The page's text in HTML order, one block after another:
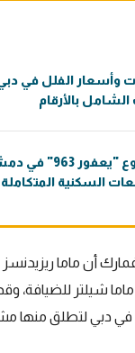
الشامل بالأرقام
مشروع "يعفور
السكنية
أن ماما
شيلتر للضيافة،
في دبي لتطلق منها